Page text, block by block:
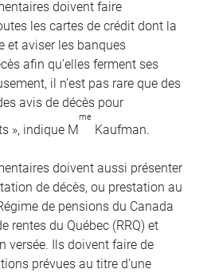
doivent faire
les cartes de crédit dont la
et aviser les banques
afin qu’elles ferment ses
il n’est pas rare que des
avis de décès pour
», indique M
me
Kaufman.
doivent aussi présenter
de décès, ou prestation au
de pensions du Canada
rentes du Québec (RRQ) et
versée. Ils doivent faire de
prévues au titre d’une